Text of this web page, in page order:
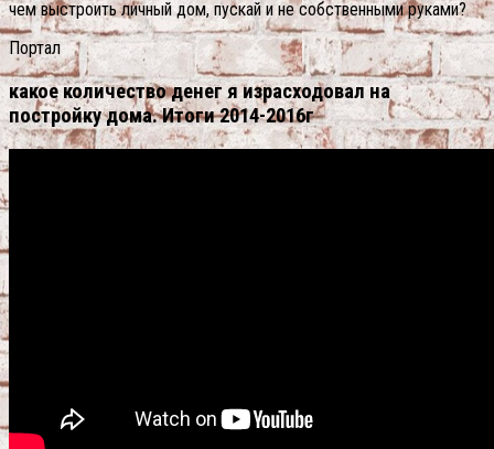
чем выстроить личный дом, пускай и не собственными руками?
Портал
какое количество денег я израсходовал на
постройку дома. Итоги 2014-2016г